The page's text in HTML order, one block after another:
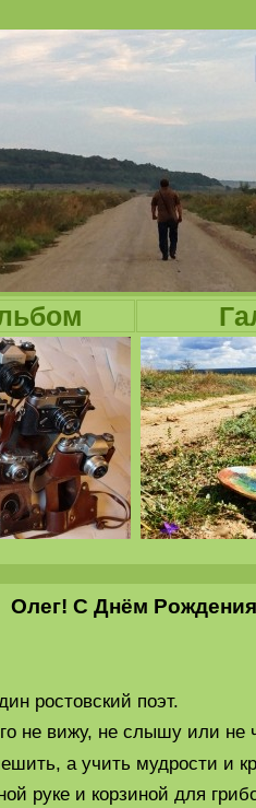
Олег! С Днём
ростовский поэт.
не вижу, не слышу или не
а учить мудрости и
руке и корзиной для